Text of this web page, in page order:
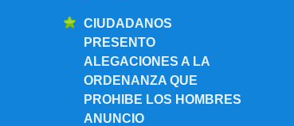
CIUDADANOS
PRESENTO
ALEGACIONES A LA
ORDENANZA QUE
PROHIBE LOS HOMBRES
ANUNCIO